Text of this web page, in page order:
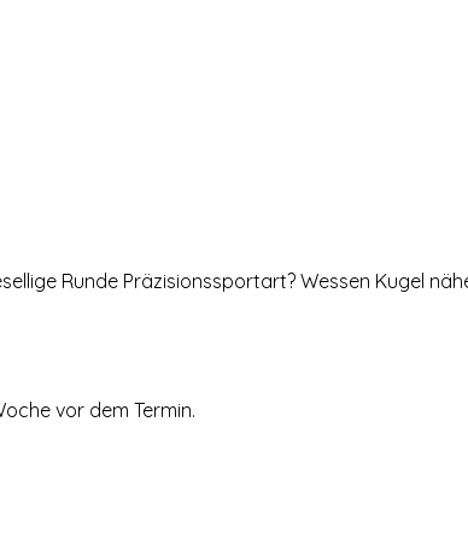
Runde Präzisionssportart? Wessen Kugel
vor dem Termin.